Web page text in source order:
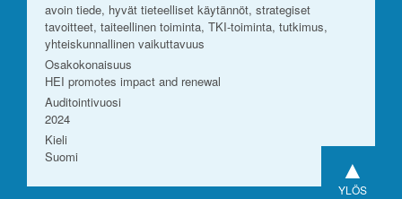
avoin tiede, hyvät tieteelliset käytännöt, strategiset
tavoitteet, taiteellinen toiminta, TKI-toiminta, tutkimus,
yhteiskunnallinen vaikuttavuus
Osakokonaisuus
HEI promotes impact and renewal
Auditointivuosi
2024
Kieli
Suomi
▲
YLÖS